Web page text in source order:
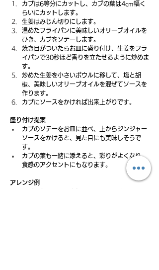
カブは6等分にカットし、カブの葉は4cm幅く
らいにカットします。
生姜はみじん切りにします。
温めたフライパンに美味しいオリーブオイルを
ひき、カブをソテーします。
焼き目がついたらお皿に盛り付け、生姜をフラ
イパンで30秒ほど香りを立たせるように炒めま
す。
炒めた生姜を小さいボウルに移して、塩と胡
椒、美味しいオリーブオイルを混ぜてソースを
作ります。
カブにソースをかければ出来上がりです。
盛り付け提案
カブのソテーをお皿に並べ、上からジンジャー
ソースをかけると、見た目にも美味しそうで
す。
カブの葉も一緒に添えると、彩りがよくなり、
食感のアクセントにもなります。
アレンジ例
【材料】 2人分